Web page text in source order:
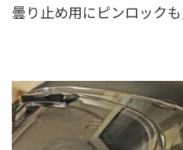
曇り止め用にピンロック